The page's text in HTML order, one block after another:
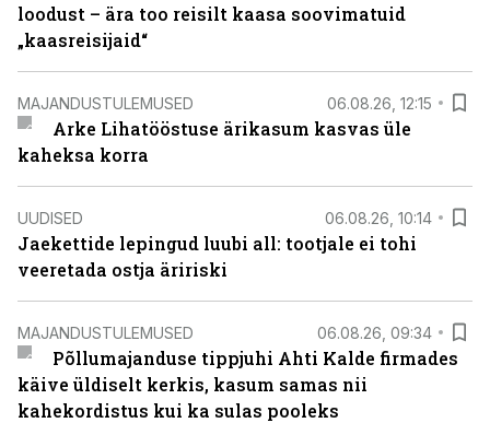
loodust – ära too reisilt kaasa soovimatuid
„kaasreisijaid“
MAJANDUSTULEMUSED 06.08.26, 12:15
Arke Lihatööstuse ärikasum kasvas üle
kaheksa korra
UUDISED 06.08.26, 10:14
Jaekettide lepingud luubi all: tootjale ei tohi
veeretada ostja äririski
MAJANDUSTULEMUSED 06.08.26, 09:34
Põllumajanduse tippjuhi Ahti Kalde firmades
käive üldiselt kerkis, kasum samas nii
kahekordistus kui ka sulas pooleks